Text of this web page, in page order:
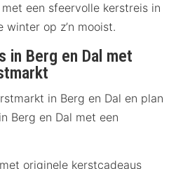
een sfeervolle kerstreis in
winter op z’n mooist.
in Berg en Dal met
in Berg en Dal en plan
Berg en Dal met een
originele kerstcadeaus